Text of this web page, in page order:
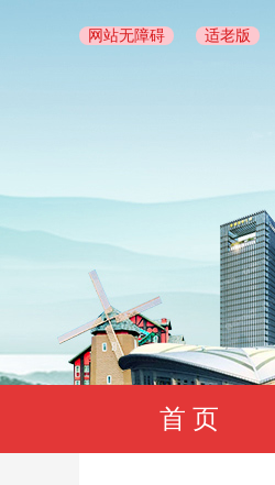
网站无障碍 适老版
首 页